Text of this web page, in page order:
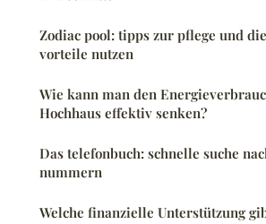
Zodiac pool: tipps zur pflege und
vorteile nutzen
Wie kann man den
Hochhaus effektiv senken?
Das telefonbuch: schnelle suche
nummern
Welche finanzielle Unterstützung